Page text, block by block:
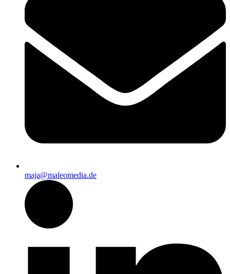
maja@maleomedia.de